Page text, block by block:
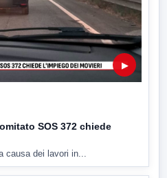
▶
SOS 372 chiede
causa dei lavori in...